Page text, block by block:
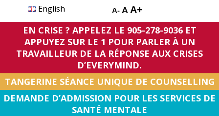
English A- A A+
EN CRISE ? APPELEZ LE 905-278-9036 ET
APPUYEZ SUR LE 1 POUR PARLER À UN
TRAVAILLEUR DE LA RÉPONSE AUX CRISES
D’EVERYMIND.
TANGERINE SÉANCE UNIQUE DE COUNSELLING
DEMANDE D’ADMISSION POUR LES SERVICES DE
SANTÉ MENTALE